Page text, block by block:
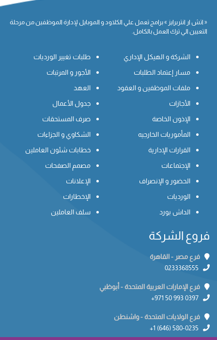
« اتش ار انتربرايز » برامج تعمل علي الكلاود و الموبايل لإدارة الموظفين من مرحلة
التعيين الي ترك العمل بالكامل.
الشركة و الهيكل الإداري
مسار إعتماد الطلبات
ملفات الموظفين و العقود
الأجازات
الإذون الخاصة
المأموريات الخارجيه
القرارات الإدارية
الإجتماعات
الحضور و الإنصراف
الورديات
الداش بورد
طلبات تغيير الورديات
الأجور و المرتبات
العهد
جدول الأعمال
صرف المستحقات
الشكاوي و الجزاءات
خطابات شئون العاملين
مصمم الصفحات
الإعلانات
الإخطارات
سلف العاملين
فروع الشركة
فرع مصر - القاهرة
0233368555
فرع الإمارات العربية المتحدة - أبوظبي
+971 50 993 0397
فرع الولايات المتحدة - واشنطن
+1 (646) 580-0235